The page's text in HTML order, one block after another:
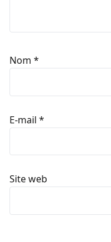
Nom *
E-mail *
Site web